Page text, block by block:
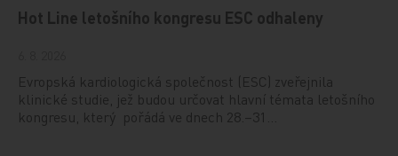
Hot Line letošního kongresu ESC odhaleny
Evropská kardiologická společnost (ESC) zveřejnila
klinické studie, jež budou určovat hlavní témata letošního
kongresu, který pořádá ve dnech 28.–31…